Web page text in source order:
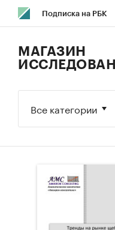
Подписка на РБК
Исследования
МАГАЗИН
Все категории